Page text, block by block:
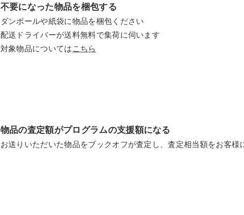
不要になった物品を梱包する
ダンボールや紙袋に物品を梱包ください
配送ドライバーが送料無料で集荷に伺います
対象物品については こちら
物品の査定額がプログラムの支援額になる
お送りいただいた物品をブックオフが査定し、査定相当額をお客様